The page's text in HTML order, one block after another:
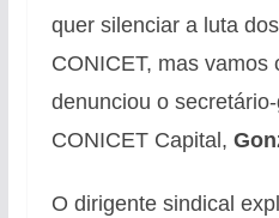
quer silenciar a luta
CONICET, mas vamos
denunciou o
CONICET Capital,
O dirigente sindical